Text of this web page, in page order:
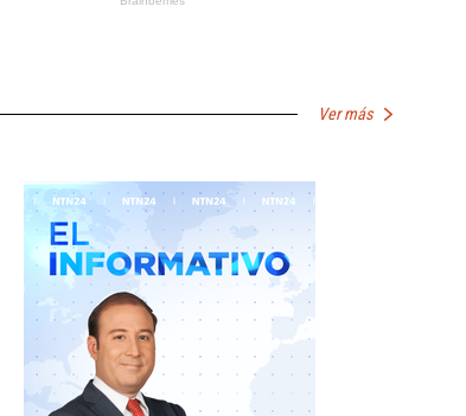
Ver más